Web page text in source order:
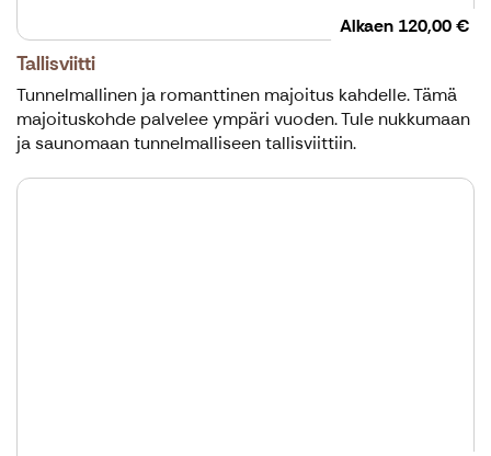
Alkaen 120,00 €
Tallisviitti
Tunnelmallinen ja romanttinen majoitus kahdelle. Tämä
majoituskohde palvelee ympäri vuoden. Tule nukkumaan
ja saunomaan tunnelmalliseen tallisviittiin.